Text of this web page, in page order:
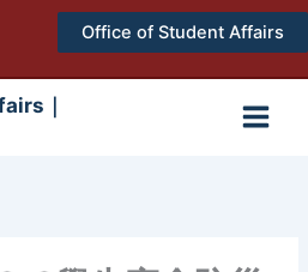
Office of Student Affairs
｜